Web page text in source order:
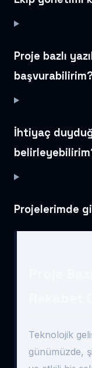
Proje bazlı
İhtiyaç
Projelerimde
Teknolojik
günümüzde,